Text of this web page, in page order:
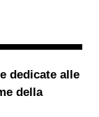
dedicate alle
della